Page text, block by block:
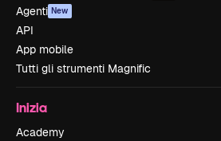
Agenti New
API
App mobile
Tutti gli strumenti Magnific
Inizia
Academy